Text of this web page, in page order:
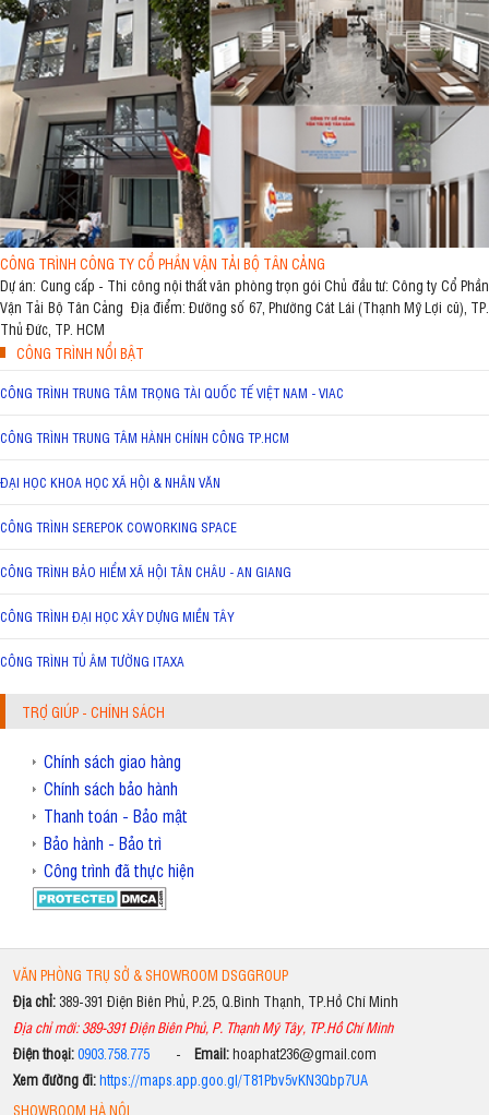
CÔNG TRÌNH CÔNG TY CỔ PHẦN VẬN TẢI BỘ TÂN CẢNG
Dự án: Cung cấp - Thi công nội thất văn phòng trọn gói Chủ đầu tư: Công ty Cổ Phần
Vận Tải Bộ Tân Cảng Địa điểm: Đường số 67, Phường Cát Lái (Thạnh Mỹ Lợi cũ), TP.
Thủ Đức, TP. HCM
CÔNG TRÌNH NỔI BẬT
CÔNG TRÌNH TRUNG TÂM TRỌNG TÀI QUỐC TẾ VIỆT NAM - VIAC
CÔNG TRÌNH TRUNG TÂM HÀNH CHÍNH CÔNG TP.HCM
ĐẠI HỌC KHOA HỌC XÃ HỘI & NHÂN VĂN
CÔNG TRÌNH SEREPOK COWORKING SPACE
CÔNG TRÌNH BẢO HIỂM XÃ HỘI TÂN CHÂU - AN GIANG
CÔNG TRÌNH ĐẠI HỌC XÂY DỰNG MIỀN TÂY
CÔNG TRÌNH TỦ ÂM TƯỜNG ITAXA
TRỢ GIÚP - CHÍNH SÁCH
Chính sách giao hàng
Chính sách bảo hành
Thanh toán - Bảo mật
Bảo hành - Bảo trì
Công trình đã thực hiện
VĂN PHÒNG TRỤ SỞ & SHOWROOM DSGGROUP
Địa chỉ: 389-391 Điện Biên Phủ, P.25, Q.Bình Thạnh, TP.Hồ Chí Minh
Địa chỉ mới: 389-391 Điện Biên Phủ, P. Thạnh Mỹ Tây, TP.Hồ Chí Minh
Điện thoại:0903.758.775- Email:hoaphat236@gmail.com
Xem đường đi:https://maps.app.goo.gl/T81Pbv5vKN3Qbp7UA
SHOWROOM HÀ NỘI